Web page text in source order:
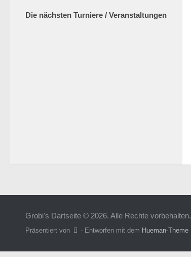
Die nächsten Turniere / Veranstaltungen
Grobi's Dartseite © 2026. Alle Rechte vorbehalten.
Präsentiert von - Entworfen mit dem Hueman-Theme